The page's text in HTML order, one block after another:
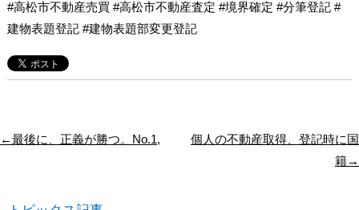
#高松市不動産売買 #高松市不動産査定 #境界確定 #分筆登記 #
建物表題登記 #建物表題部変更登記
←最後に、正義が勝つ。No.1,
個人の不動産取得、登記時に国
籍→